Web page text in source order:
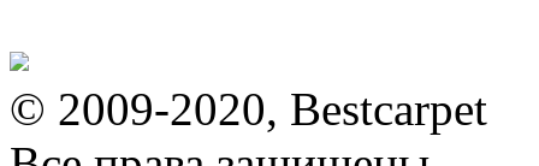
© 2009-2020, Bestcarpet